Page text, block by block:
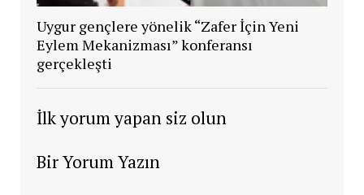
Uygur gençlere yönelik “Zafer İçin Yeni
Eylem Mekanizması” konferansı
gerçekleşti
İlk yorum yapan siz olun
Bir Yorum Yazın